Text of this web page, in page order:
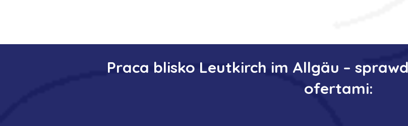
Praca blisko Leutkirch im Allgäu –
ofertami: